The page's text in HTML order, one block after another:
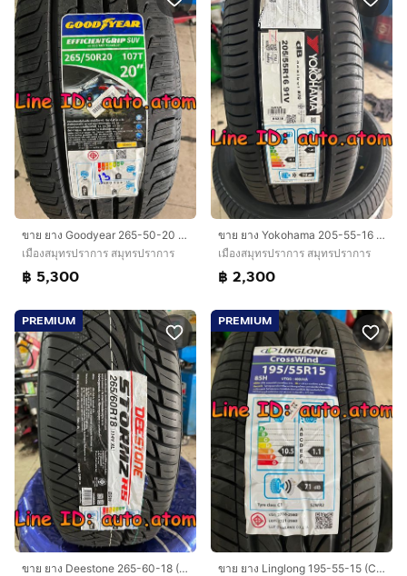
ขาย ยาง Goodyear 265-50-20 (EGS) ใหม่ ปี 24
เมืองสมุทรปราการ สมุทรปราการ
฿ 5,300
ขาย ยาง Yokohama 205-55-16 (E70) ใหม่ ปี 25
เมืองสมุทรปราการ สมุทรปราการ
฿ 2,300
PREMIUM
ขาย ยาง Deestone 265-60-18 (Stromz) ใหม่ ปี 26
PREMIUM
ขาย ยาง Linglong 195-55-15 (Cross Wind) ใหม่ ปี 26